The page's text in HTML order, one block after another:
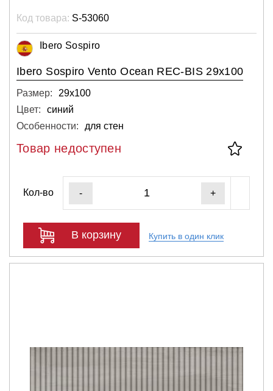
Код товара: S-53060
Ibero Sospiro
Ibero Sospiro Vento Ocean REC-BIS 29x100
Размер:
29х100
Цвет:
синий
Особенности:
для стен
Товар недоступен
Кол-во - +
В корзину Купить в один клик